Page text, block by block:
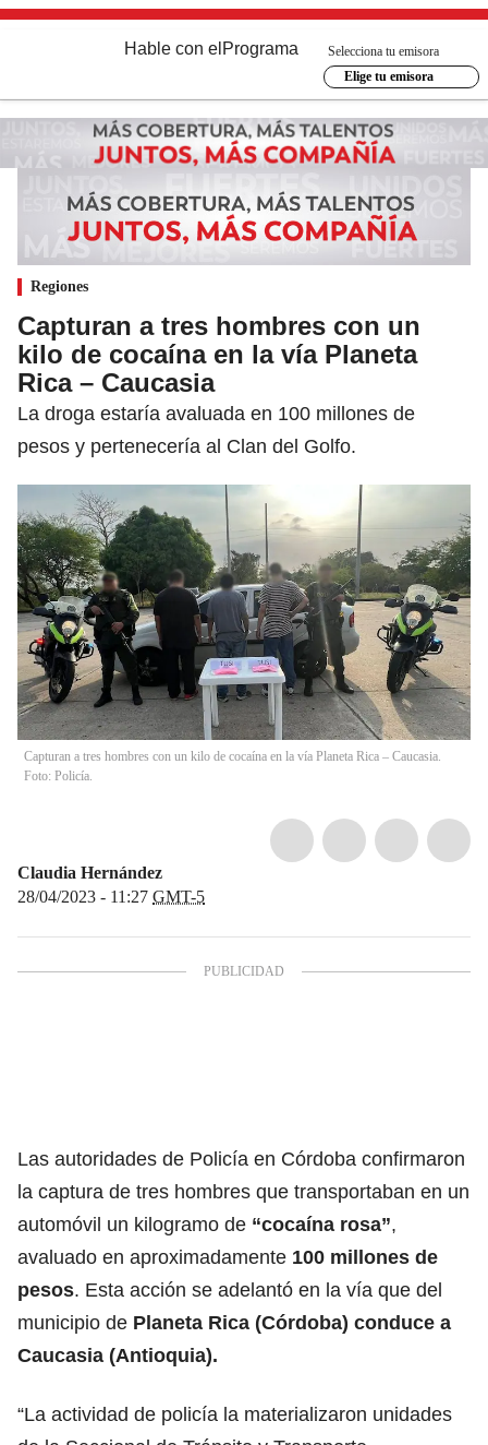
Hable con el Programa
Selecciona tu emisora
Elige tu emisora
Regiones
Capturan a tres hombres con un
kilo de cocaína en la vía Planeta
Rica – Caucasia
La droga estaría avaluada en 100 millones de
pesos y pertenecería al Clan del Golfo.
Capturan a tres hombres con un kilo de cocaína en la vía Planeta Rica – Caucasia.
Foto: Policía.
Claudia Hernández
28/04/2023 - 11:27 GMT-5
Las autoridades de Policía en Córdoba confirmaron
la captura de tres hombres que transportaban en un
automóvil un kilogramo de “cocaína rosa”,
avaluado en aproximadamente 100 millones de
pesos. Esta acción se adelantó en la vía que del
municipio de Planeta Rica (Córdoba) conduce a
Caucasia (Antioquia).
“La actividad de policía la materializaron unidades